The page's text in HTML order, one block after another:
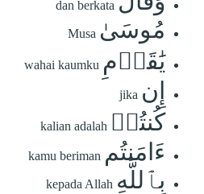
dan berkata
مُوسَىٰ Musa
يَٰقَوۡمِ wahai kaumku
إِن jika
كُنتُمۡ kalian adalah
ءَامَنتُم kamu beriman
بِٱللَّهِ kepada Allah